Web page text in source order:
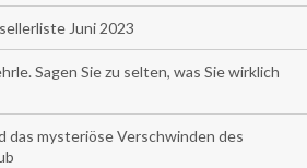
Juni 2023
Sagen Sie zu selten, was Sie wirklich
das mysteriöse Verschwinden des